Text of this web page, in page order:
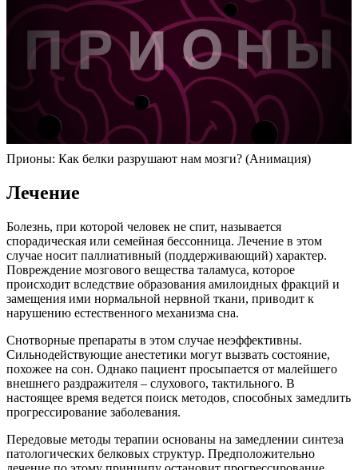
Прионы: Как белки разрушают нам мозги? (Анимация)
Лечение
Болезнь, при которой человек не спит, называется
спорадическая или семейная бессонница. Лечение в этом
случае носит паллиативный (поддерживающий) характер.
Повреждение мозгового вещества таламуса, которое
происходит вследствие образования амилоидных фракций и
замещения ими нормальной нервной ткани, приводит к
нарушению естественного механизма сна.
Снотворные препараты в этом случае неэффективны.
Сильнодействующие анестетики могут вызвать состояние,
похожее на сон. Однако пациент просыпается от малейшего
внешнего раздражителя – слухового, тактильного. В
настоящее время ведется поиск методов, способных замедлить
прогрессирование заболевания.
Передовые методы терапии основаны на замедлении синтеза
патологических белковых структур. Предположительно